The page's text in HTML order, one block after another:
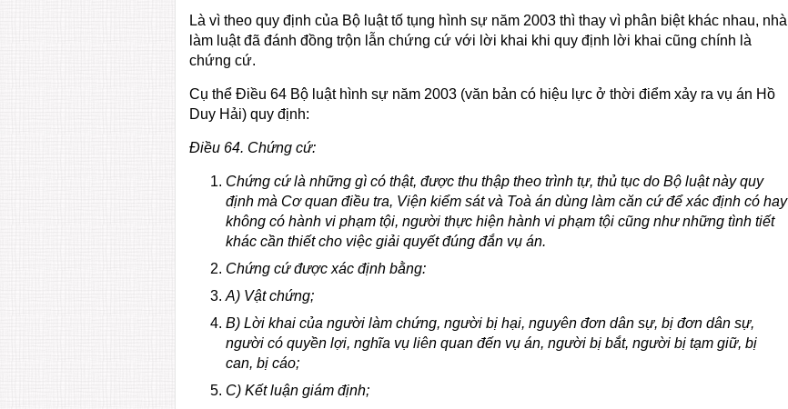
Là vì theo quy định của Bộ luật tố tụng hình sự năm 2003 thì thay vì phân biệt khác nhau, nhà
làm luật đã đánh đồng trộn lẫn chứng cứ với lời khai khi quy định lời khai cũng chính là
chứng cứ.
Cụ thể Điều 64 Bộ luật hình sự năm 2003 (văn bản có hiệu lực ở thời điểm xảy ra vụ án Hồ
Duy Hải) quy định:
Điều 64. Chứng cứ:
Chứng cứ là những gì có thật, được thu thập theo trình tự, thủ tục do Bộ luật này quy
định mà Cơ quan điều tra, Viện kiểm sát và Toà án dùng làm căn cứ để xác định có hay
không có hành vi phạm tội, người thực hiện hành vi phạm tội cũng như những tình tiết
khác cần thiết cho việc giải quyết đúng đắn vụ án.
Chứng cứ được xác định bằng:
A) Vật chứng;
B) Lời khai của người làm chứng, người bị hại, nguyên đơn dân sự, bị đơn dân sự,
người có quyền lợi, nghĩa vụ liên quan đến vụ án, người bị bắt, người bị tạm giữ, bị
can, bị cáo;
C) Kết luận giám định;